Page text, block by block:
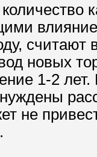
влияние
новых
1-2
не